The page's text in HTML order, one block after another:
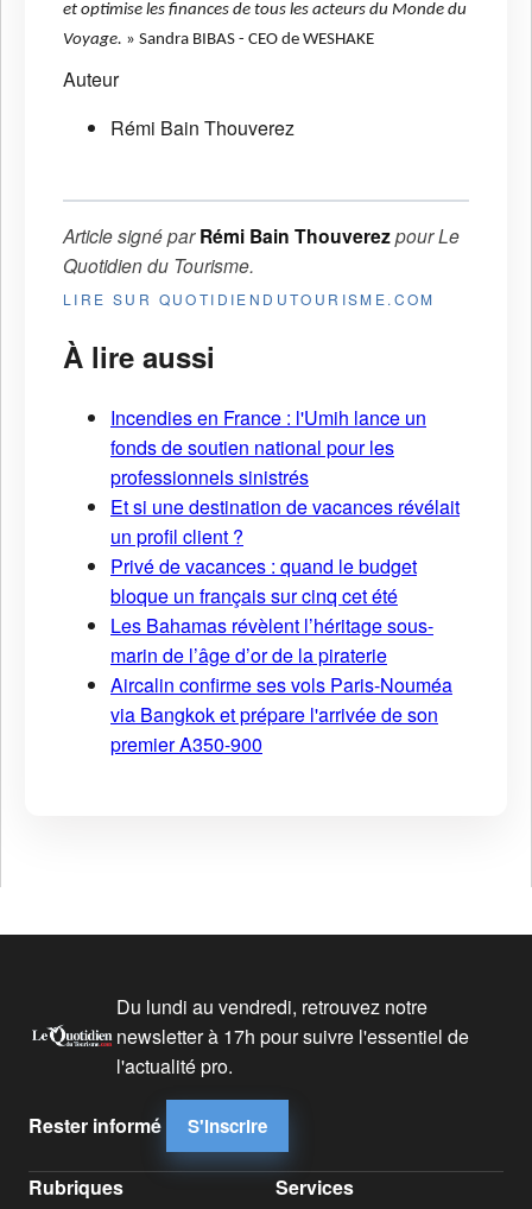
et optimise les finances de tous les acteurs du Monde du
Voyage. » Sandra BIBAS - CEO de WESHAKE
Auteur
Rémi Bain Thouverez
Article signé parRémi Bain ThouverezpourLe
Quotidien du Tourisme.
LIRE SUR QUOTIDIENDUTOURISME.COM
À lire aussi
Incendies en France : l'Umih lance un
fonds de soutien national pour les
professionnels sinistrés
Et si une destination de vacances révélait
un profil client ?
Privé de vacances : quand le budget
bloque un français sur cinq cet été
Les Bahamas révèlent l’héritage sous-
marin de l’âge d’or de la piraterie
Aircalin confirme ses vols Paris-Nouméa
via Bangkok et prépare l'arrivée de son
premier A350-900
Du lundi au vendredi, retrouvez notre
newsletter à 17h pour suivre l'essentiel de
l'actualité pro.
Rester informé S'inscrire
Rubriques Services